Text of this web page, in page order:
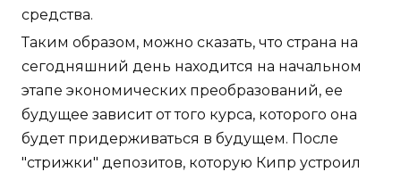
средства.
Таким образом, можно сказать, что страна на
сегодняшний день находится на начальном
этапе экономических преобразований, ее
будущее зависит от того курса, которого она
будет придерживаться в будущем. После
"стрижки" депозитов, которую Кипр устроил